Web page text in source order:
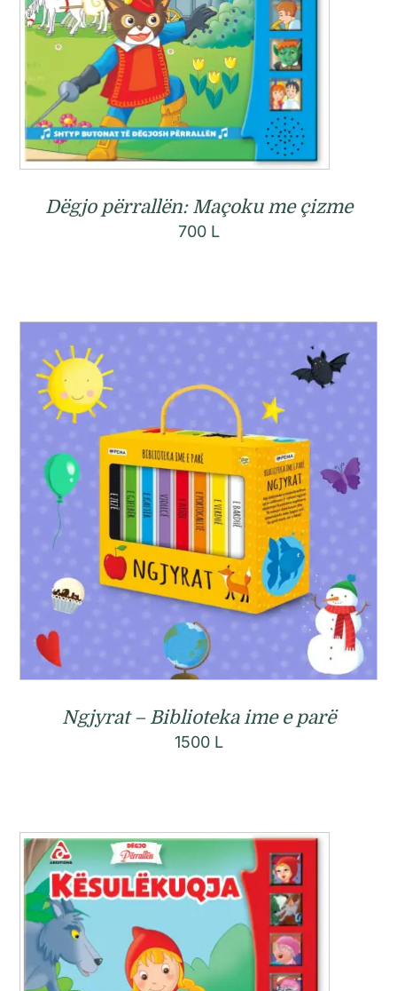
Dëgjo përrallën: Maçoku me çizme
700 L
Ngjyrat – Biblioteka ime e parë
1500 L